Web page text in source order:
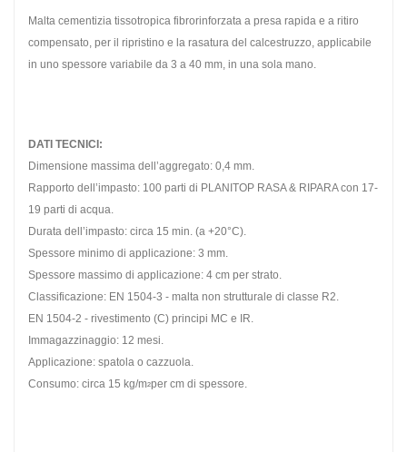
Malta cementizia tissotropica fibrorinforzata a presa rapida e a ritiro
compensato, per il ripristino e la rasatura del calcestruzzo, applicabile
in uno spessore variabile da 3 a 40 mm, in una sola mano.
DATI TECNICI:
Dimensione massima dell’aggregato: 0,4 mm.
Rapporto dell’impasto: 100 parti di PLANITOP RASA & RIPARA con 17-
19 parti di acqua.
Durata dell’impasto: circa 15 min. (a +20°C).
Spessore minimo di applicazione: 3 mm.
Spessore massimo di applicazione: 4 cm per strato.
Classificazione: EN 1504-3 - malta non strutturale di classe R2.
EN 1504-2 - rivestimento (C) principi MC e IR.
Immagazzinaggio: 12 mesi.
Applicazione: spatola o cazzuola.
Consumo: circa 15 kg/m²per cm di spessore.